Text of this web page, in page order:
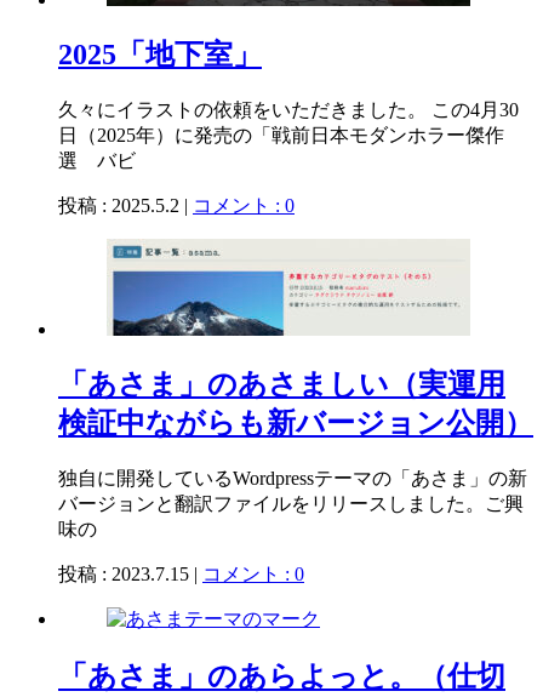
2025「地下室」
久々にイラストの依頼をいただきました。 この4月30
日（2025年）に発売の「戦前日本モダンホラー傑作
選 バビ
投稿 : 2025.5.2 | コメント : 0
「あさま」のあさましい（実運用
検証中ながらも新バージョン公開）
独自に開発しているWordpressテーマの「あさま」の新
バージョンと翻訳ファイルをリリースしました。ご興
味の
投稿 : 2023.7.15 | コメント : 0
「あさま」のあらよっと。（仕切